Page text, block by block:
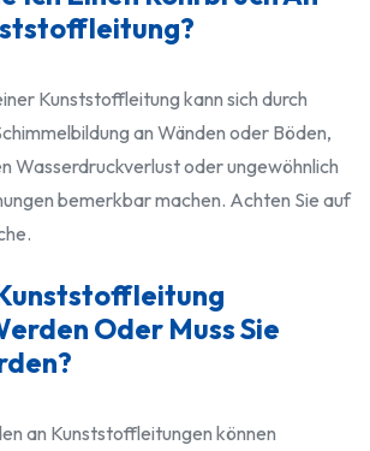
Kunststoffleitung kann sich durch
an Wänden oder Böden,
Wasserdruckverlust oder ungewöhnlich
bemerkbar machen. Achten Sie auf
Oder Muss Sie
an Kunststoffleitungen können